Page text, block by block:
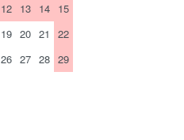
12 13 14 15
19 20 21
22
26 27 28 29